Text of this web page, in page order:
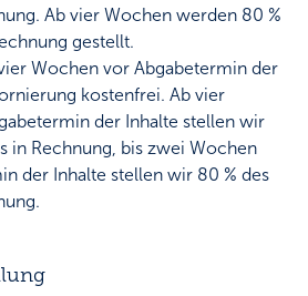
Ab vier Wochen werden 80 %
gestellt.
Wochen vor Abgabetermin der
kostenfrei. Ab vier
der Inhalte stellen wir
in Rechnung, bis zwei Wochen
der Inhalte stellen wir 80 % des